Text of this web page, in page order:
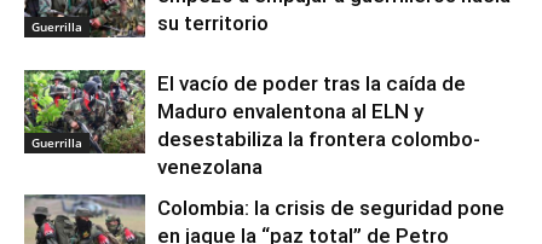
Guerrilla
su territorio
Guerrilla
El vacío de poder tras la caída de
Maduro envalentona al ELN y
desestabiliza la frontera colombo-
venezolana
Colombia: la crisis de seguridad pone
en jaque la “paz total” de Petro